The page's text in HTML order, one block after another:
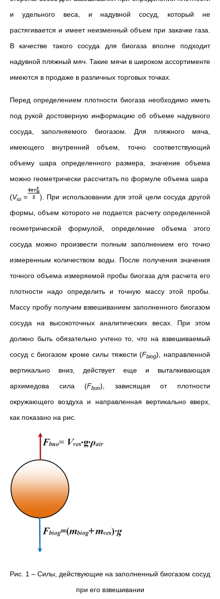
и удельного веса, и надувной сосуд, который не
растягивается и имеет неизменный объем при закачке газа.
В качестве такого сосуда для биогаза вполне подходит
надувной пляжный мяч. Такие мячи в широком ассортименте
имеются в продаже в различных торговых точках.
Перед определением плотности биогаза необходимо иметь
под рукой достоверную информацию об объеме надувного
сосуда, заполняемого биогазом. Для пляжного мяча,
имеющего внутренний объем, точно соответствующий
объему шара определенного размера, значение объема
можно геометрически рассчитать по формуле объема шара
(Vш =
). При использовании для этой цели сосуда другой
формы, объем которого не подается расчету определенной
геометрической формулой, определение объема этого
сосуда можно произвести полным заполнением его точно
измеренным количеством воды. После получения значения
точного объема измеряемой пробы биогаза для расчета его
плотности надо определить и точную массу этой пробы.
Массу пробу получим взвешиванием заполненного биогазом
сосуда на высокоточных аналитических весах. При этом
должно быть обязательно учтено то, что на взвешиваемый
сосуд с биогазом кроме силы тяжести (Fbiog), направленной
вертикально вниз, действует еще и выталкивающая
архимедова сила (Fbuo), зависящая от плотности
окружающего воздуха и направленная вертикально вверх,
как показано на рис.
Рис. 1 – Силы, действующие на заполненный биогазом сосуд
при его взвешивании